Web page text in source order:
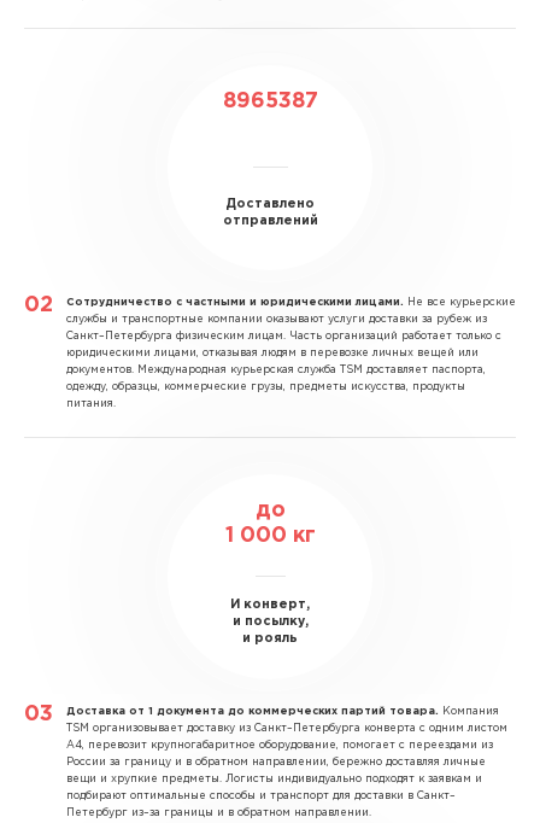
8965387
Доставлено
отправлений
Сотрудничество с частными и юридическими лицами.
Не все курьерские
службы и транспортные компании оказывают услуги доставки за рубеж из
Санкт–Петербурга физическим лицам. Часть организаций работает только с
юридическими лицами, отказывая людям в перевозке личных вещей или
документов. Международная курьерская служба TSM доставляет паспорта,
одежду, образцы, коммерческие грузы, предметы искусства, продукты
питания.
до
1 000 кг
И конверт,
и посылку,
и рояль
Доставка от 1 документа до коммерческих партий товара.
Компания
TSM организовывает доставку из Санкт–Петербурга конверта с одним листом
А4, перевозит крупногабаритное оборудование, помогает с переездами из
России за границу и в обратном направлении, бережно доставляя личные
вещи и хрупкие предметы. Логисты индивидуально подходят к заявкам и
подбирают оптимальные способы и транспорт для доставки в Санкт–
Петербург из–за границы и в обратном направлении.